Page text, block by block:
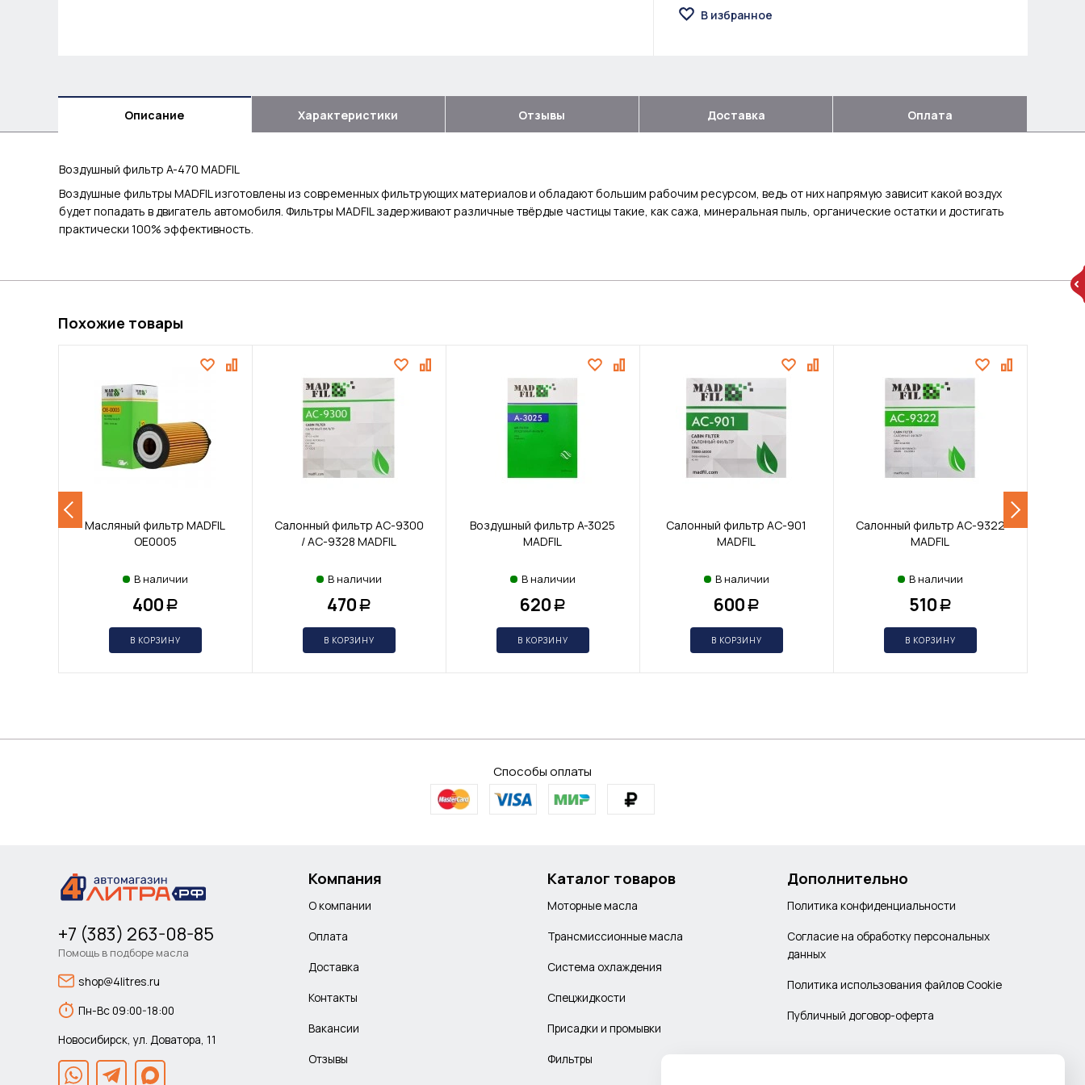
В избранное
Описание Характеристики Отзывы Доставка Оплата
Воздушный фильтр A-470 MADFIL
Воздушные фильтры MADFIL изготовлены из современных фильтрующих материалов и обладают большим рабочим ресурсом, ведь от них напрямую зависит какой воздух
будет попадать в двигатель автомобиля. Фильтры MADFIL задерживают различные твёрдые частицы такие, как сажа, минеральная пыль, органические остатки и достигать
практически 100% эффективность.
Похожие товары
Масляный фильтр MADFIL
OE0005
В наличии
400 Р
В КОРЗИНУ
Салонный фильтр AC-9300
/ AC-9328 MADFIL
В наличии
470 Р
В КОРЗИНУ
Воздушный фильтр A-3025
MADFIL
В наличии
620 Р
В КОРЗИНУ
Салонный фильтр AC-901
MADFIL
В наличии
600 Р
В КОРЗИНУ
Салонный фильтр AC-9322
MADFIL
В наличии
510 Р
В КОРЗИНУ
Способы оплаты
+7 (383) 263-08-85
Помощь в подборе масла
shop@4litres.ru
Пн-Вс 09:00-18:00
Новосибирск, ул. Доватора, 11
Компания
О компании
Оплата
Доставка
Контакты
Вакансии
Отзывы
Каталог товаров
Моторные масла
Трансмиссионные масла
Система охлаждения
Спецжидкости
Присадки и промывки
Фильтры
Дополнительно
Политика конфиденциальности
Согласие на обработку персональных
данных
Политика использования файлов Cookie
Публичный договор-оферта